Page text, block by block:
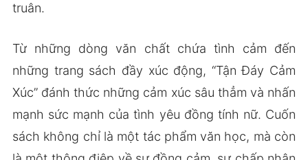
truân.
Từ những dòng văn chất chứa tình cảm đến
những trang sách đầy xúc động, “Tận Đáy Cảm
Xúc” đánh thức những cảm xúc sâu thẳm và nhấn
mạnh sức mạnh của tình yêu đồng tính nữ. Cuốn
sách không chỉ là một tác phẩm văn học, mà còn